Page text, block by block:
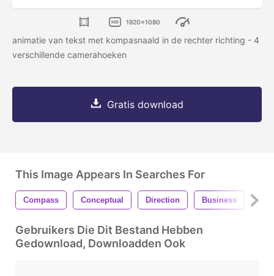
1920x1080
animatie van tekst met kompasnaald in de rechter richting - 4
verschillende camerahoeken
Gratis download
This Image Appears In Searches For
Compass Conceptual Direction Business
Gebruikers Die Dit Bestand Hebben
Gedownload, Downloadden Ook